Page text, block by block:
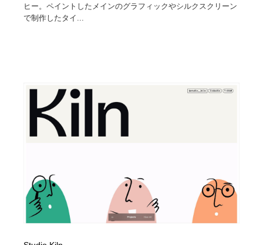
ヒー。ペイントしたメインのグラフィックやシルクスクリーン
で制作したタイ...